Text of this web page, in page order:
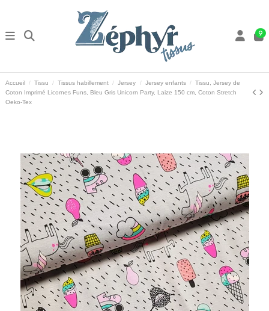
9
Accueil Tissu Tissus habillement Jersey Jersey enfants
Tissu, Jersey de
Coton Imprimé Licornes Funs, Bleu Gris Unicorn Party, Laize 150 cm, Coton Stretch
Oeko-Tex